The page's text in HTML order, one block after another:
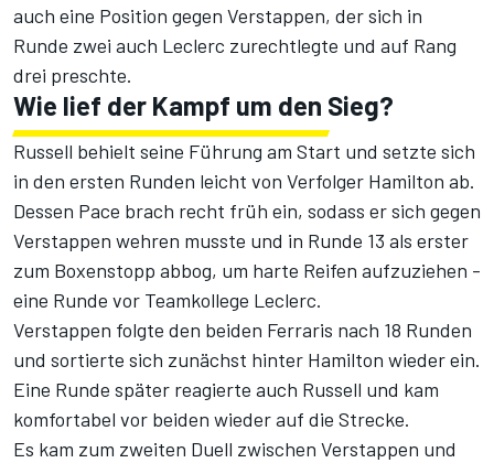
auch eine Position gegen Verstappen, der sich in
Runde zwei auch Leclerc zurechtlegte und auf Rang
drei preschte.
Wie lief der Kampf um den Sieg?
Russell behielt seine Führung am Start und setzte sich
in den ersten Runden leicht von Verfolger Hamilton ab.
Dessen Pace brach recht früh ein, sodass er sich gegen
Verstappen wehren musste und in Runde 13 als erster
zum Boxenstopp abbog, um harte Reifen aufzuziehen -
eine Runde vor Teamkollege Leclerc.
Verstappen folgte den beiden Ferraris nach 18 Runden
und sortierte sich zunächst hinter Hamilton wieder ein.
Eine Runde später reagierte auch Russell und kam
komfortabel vor beiden wieder auf die Strecke.
Es kam zum zweiten Duell zwischen Verstappen und